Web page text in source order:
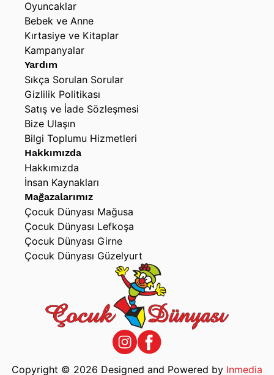
Oyuncaklar
Bebek ve Anne
Kırtasiye ve Kitaplar
Kampanyalar
Yardım
Sıkça Sorulan Sorular
Gizlilik Politikası
Satış ve İade Sözleşmesi
Bize Ulaşın
Bilgi Toplumu Hizmetleri
Hakkımızda
Hakkımızda
İnsan Kaynakları
Mağazalarımız
Çocuk Dünyası Mağusa
Çocuk Dünyası Lefkoşa
Çocuk Dünyası Girne
Çocuk Dünyası Güzelyurt
Copyright © 2026 Designed and Powered by Inmedia